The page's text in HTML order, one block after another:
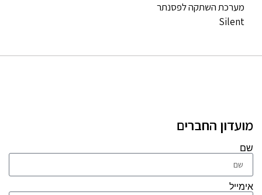
מערכת השתקה לפסנתר
Silent
מועדון החברים
שם
אימייל